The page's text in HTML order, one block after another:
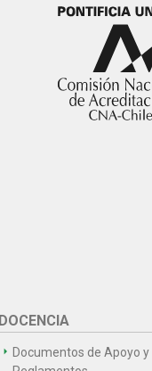
DOCENCIA
Documentos de Apoyo y